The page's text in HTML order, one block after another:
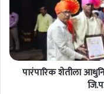
क
शे
ती
ला
आ
पारंपारिक शेतीला